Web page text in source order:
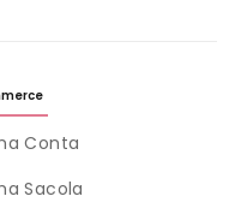
Conta
Sacola